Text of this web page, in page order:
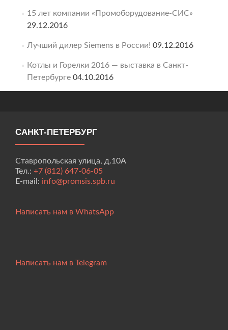
15 лет компании «Промоборудование-СИС»
29.12.2016
Лучший дилер Siemens в России! 09.12.2016
Котлы и Горелки 2016 — выставка в Санкт-
Петербурге 04.10.2016
САНКТ-ПЕТЕРБУРГ
Ставропольская улица, д.10А
Тел.: +7 (812) 647-06-05
E-mail: info@promsis.spb.ru
Написать нам в WhatsApp
Написать нам в Telegram